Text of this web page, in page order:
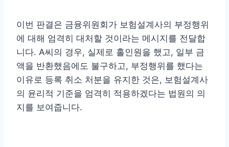
이번 판결은 금융위원회가 보험설계사의 부정행위
에 대해 엄격히 대처할 것이라는 메시지를 전달합
니다. A씨의 경우, 실제로 홀인원을 했고, 일부 금
액을 반환했음에도 불구하고, 부정행위를 했다는
이유로 등록 취소 처분을 유지한 것은, 보험설계사
의 윤리적 기준을 엄격히 적용하겠다는 법원의 의
지를 보여줍니다.